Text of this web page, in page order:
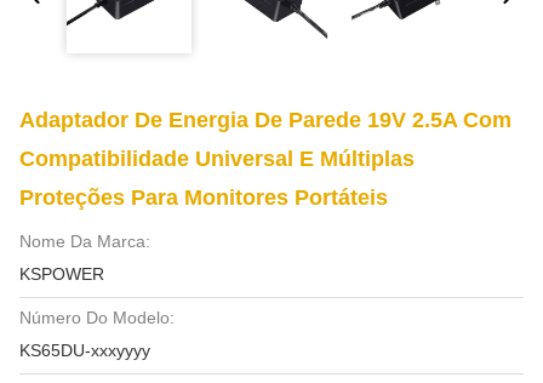
Adaptador De Energia De Parede 19V 2.5A Com
Compatibilidade Universal E Múltiplas
Proteções Para Monitores Portáteis
Nome Da Marca:
KSPOWER
Número Do Modelo:
KS65DU-xxxyyyy